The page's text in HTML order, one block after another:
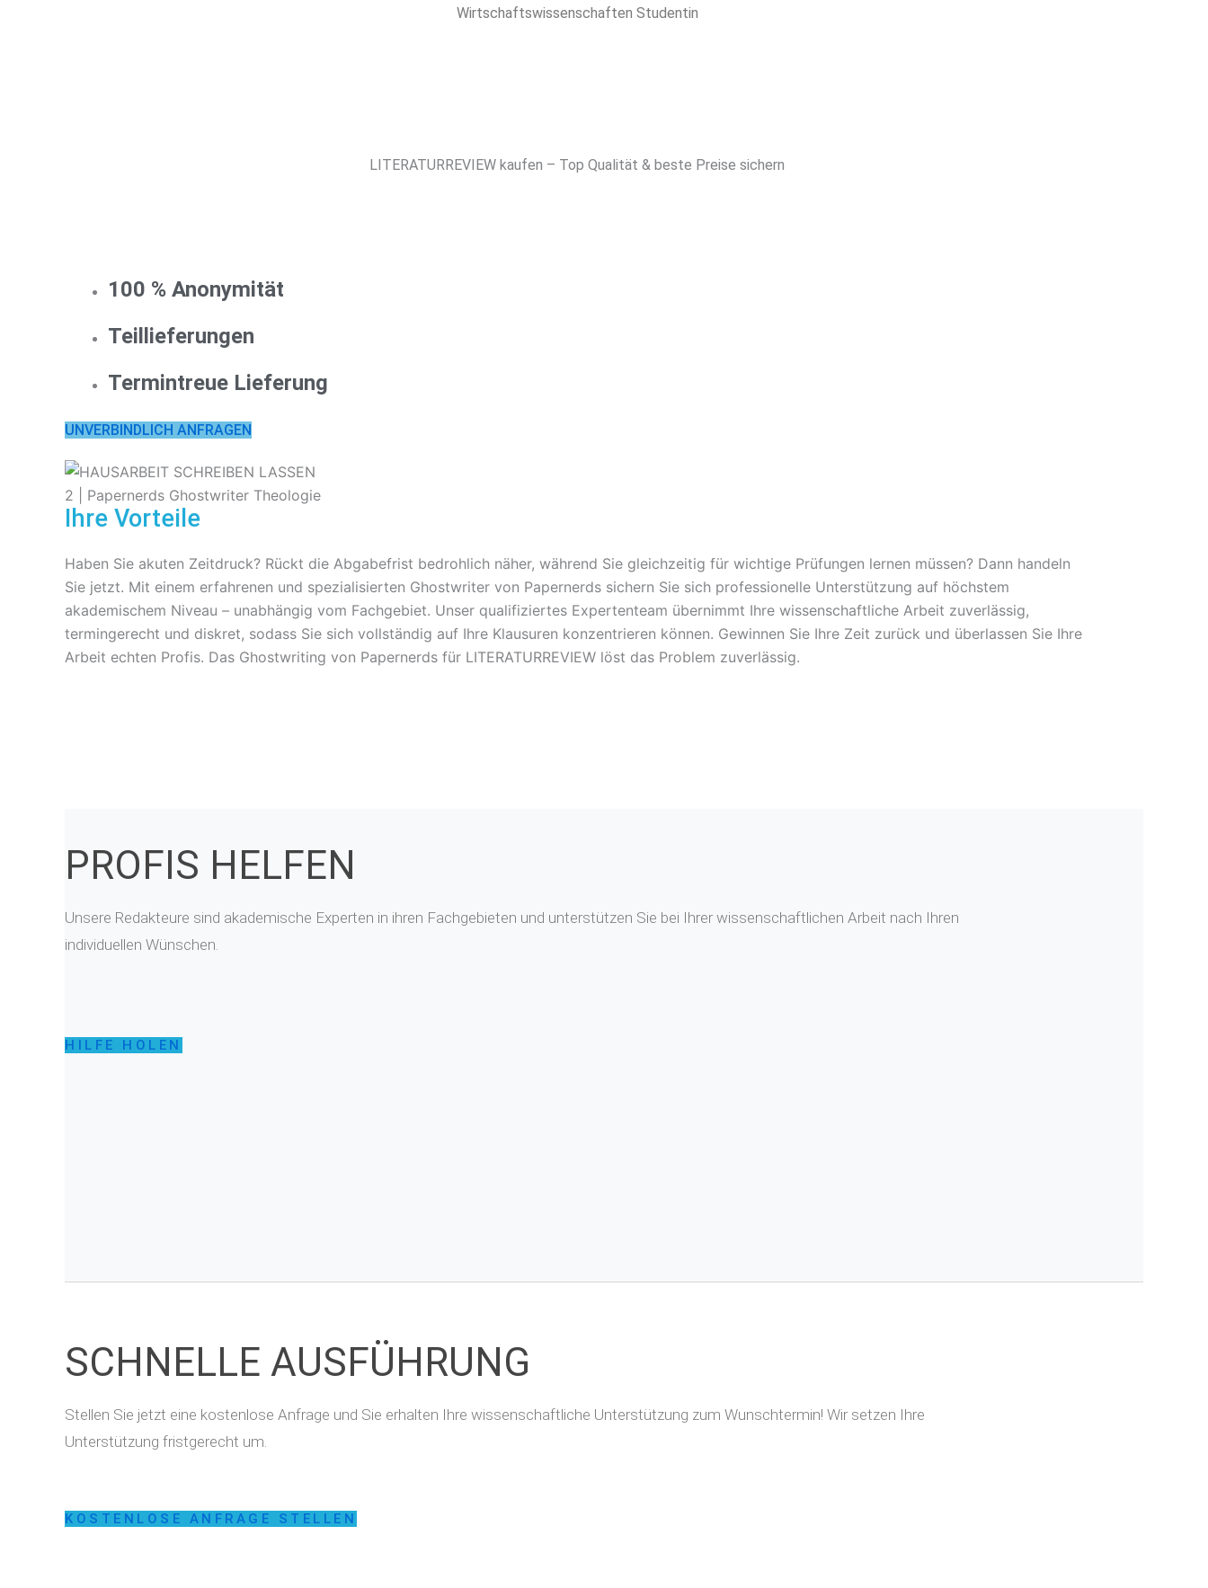
Wirtschaftswissenschaften Studentin
LITERATURREVIEW kaufen – Top Qualität & beste Preise sichern
100 % Anonymität
Teillieferungen
Termintreue Lieferung
UNVERBINDLICH ANFRAGEN
Ihre Vorteile
Haben Sie akuten Zeitdruck? Rückt die Abgabefrist bedrohlich näher, während Sie gleichzeitig für wichtige Prüfungen lernen müssen? Dann handeln
Sie jetzt. Mit einem erfahrenen und spezialisierten Ghostwriter von Papernerds sichern Sie sich professionelle Unterstützung auf höchstem
akademischem Niveau – unabhängig vom Fachgebiet. Unser qualifiziertes Expertenteam übernimmt Ihre wissenschaftliche Arbeit zuverlässig,
termingerecht und diskret, sodass Sie sich vollständig auf Ihre Klausuren konzentrieren können. Gewinnen Sie Ihre Zeit zurück und überlassen Sie Ihre
Arbeit echten Profis. Das Ghostwriting von Papernerds für LITERATURREVIEW löst das Problem zuverlässig.
PROFIS HELFEN
Unsere Redakteure sind akademische Experten in ihren Fachgebieten und unterstützen Sie bei Ihrer wissenschaftlichen Arbeit nach Ihren
individuellen Wünschen.
HILFE HOLEN
SCHNELLE AUSFÜHRUNG
Stellen Sie jetzt eine kostenlose Anfrage und Sie erhalten Ihre wissenschaftliche Unterstützung zum Wunschtermin! Wir setzen Ihre
Unterstützung fristgerecht um.
KOSTENLOSE ANFRAGE STELLEN